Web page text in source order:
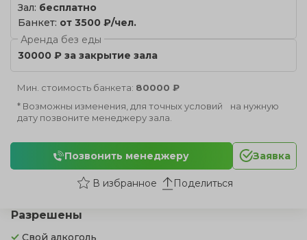
Разрешены
Свой алкоголь
Зал: бесплатно
Банкет: от 3500 ₽/чел.
Аренда без еды
30000 ₽ за закрытие зала
Мин. стоимость банкета: 80000 ₽
* Возможны изменения, для точных условий на нужную
дату позвоните менеджеру зала.
Позвонить менеджеру Заявка
Поделиться